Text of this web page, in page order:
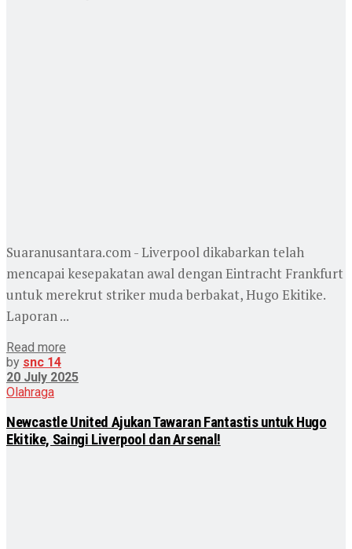
Suaranusantara.com - Liverpool dikabarkan telah
mencapai kesepakatan awal dengan Eintracht Frankfurt
untuk merekrut striker muda berbakat, Hugo Ekitike.
Laporan ...
Read more
by snc 14
20 July 2025
Olahraga
Newcastle United Ajukan Tawaran Fantastis untuk Hugo
Ekitike, Saingi Liverpool dan Arsenal!